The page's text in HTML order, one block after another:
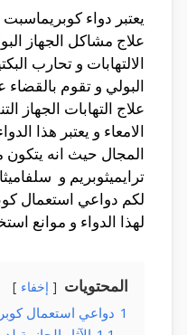
يعتبر دواء
علاج مشاكل الجهاز
الالتهابات و تحارب
البولي و تقوم
علاج التهابات الجهاز
الامعاء و يعتبر هذا
المجال حيث انه يتكون
ترايميثوبريم و
لكم دواعي استعمال
لهذا الدواء و موانع
المحتويات إخفاء
1 دواعي استعمال